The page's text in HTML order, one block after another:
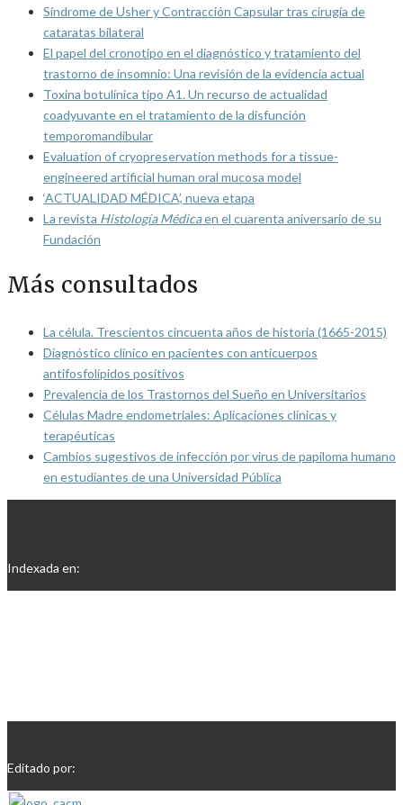
Síndrome de Usher y Contracción Capsular tras cirugía de
cataratas bilateral
El papel del cronotipo en el diagnóstico y tratamiento del
trastorno de insomnio: Una revisión de la evidencia actual
Toxina botulínica tipo A1. Un recurso de actualidad
coadyuvante en el tratamiento de la disfunción
temporomandibular
Evaluation of cryopreservation methods for a tissue-
engineered artificial human oral mucosa model
‘ACTUALIDAD MÉDICA’, nueva etapa
La revista Histología Médicaen el cuarenta aniversario de su
Fundación
Más consultados
La célula. Trescientos cincuenta años de historia (1665-2015)
Diagnóstico clínico en pacientes con anticuerpos
antifosfolípidos positivos
Prevalencia de los Trastornos del Sueño en Universitarios
Células Madre endometriales: Aplicaciones clínicas y
terapéuticas
Cambios sugestivos de infección por virus de papiloma humano
en estudiantes de una Universidad Pública
Indexada en:
Editado por: